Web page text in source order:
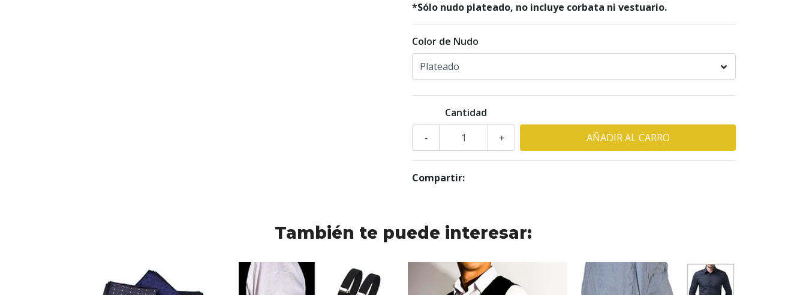
*Sólo nudo plateado, no incluye corbata ni vestuario.
Color de Nudo
Cantidad
+
-
Compartir:
También te puede interesar: